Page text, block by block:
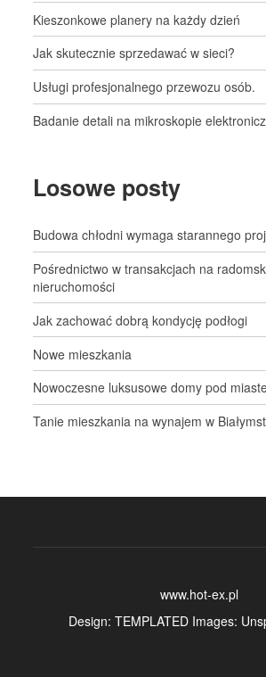
Kieszonkowe planery na każdy dzień
Jak skutecznie sprzedawać w sieci?
Usługi profesjonalnego przewozu osób.
Badanie detali na mikroskopie
Losowe posty
Budowa chłodni wymaga starannego
Pośrednictwo w transakcjach na
nieruchomości
Jak zachować dobrą kondycję podłogi
Nowe mieszkania
Nowoczesne luksusowe domy pod
Tanie mieszkania na wynajem w
www.hot-ex.pl
Design: TEMPLATEDImages: